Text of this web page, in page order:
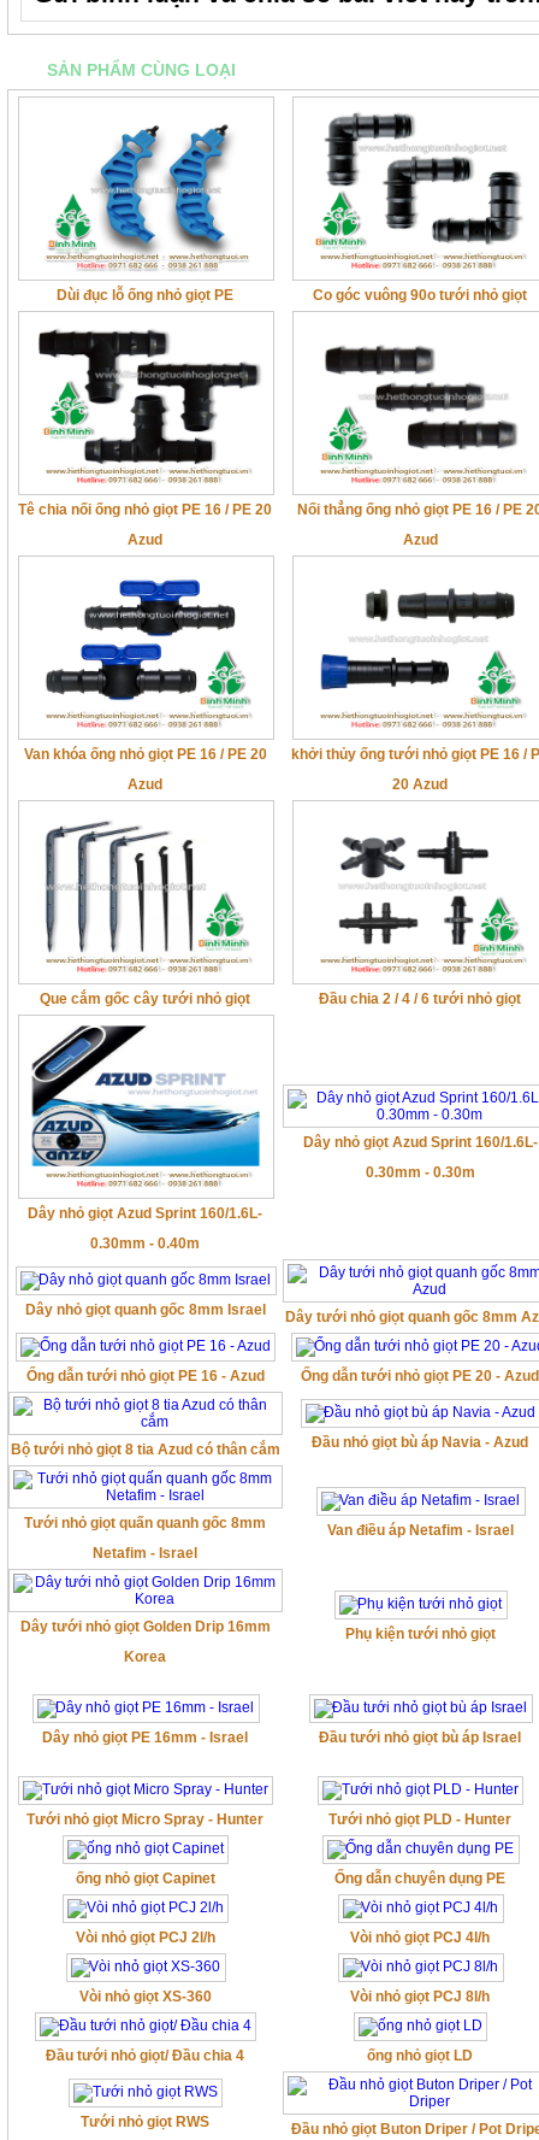
SẢN PHẨM CÙNG LOẠI
Dùi đục lỗ ống nhỏ giọt PE Co góc vuông 90o tưới nhỏ giọt
Tê chia nối ống nhỏ giọt PE 16 / PE 20
Azud
Nối thẳng ống nhỏ giọt PE 16 / PE
Azud
Van khóa ống nhỏ giọt PE 16 / PE 20
Azud
khởi thủy ống tưới nhỏ giọt PE 16 /
20 Azud
Que cắm gốc cây tưới nhỏ giọt Đầu chia 2 / 4 / 6 tưới nhỏ giọt
Dây nhỏ giọt Azud Sprint 160/1.6L-
0.30mm - 0.40m
Dây nhỏ giọt Azud Sprint 160/1.6L-
0.30mm - 0.30m
Dây nhỏ giọt quanh gốc 8mm Israel Dây tưới nhỏ giọt quanh gốc 8mm
Ống dẫn tưới nhỏ giọt PE 16 - Azud Ống dẫn tưới nhỏ giọt PE 20 - Azud
Bộ tưới nhỏ giọt 8 tia Azud có thân cắm Đầu nhỏ giọt bù áp Navia - Azud
Tưới nhỏ giọt quấn quanh gốc 8mm
Netafim - Israel
Van điều áp Netafim - Israel
Dây tưới nhỏ giọt Golden Drip 16mm
Korea
Phụ kiện tưới nhỏ giọt
Dây nhỏ giọt PE 16mm - Israel Đầu tưới nhỏ giọt bù áp Israel
Tưới nhỏ giọt Micro Spray - Hunter Tưới nhỏ giọt PLD - Hunter
ống nhỏ giọt Capinet Ống dẫn chuyên dụng PE
Vòi nhỏ giọt PCJ 2l/h Vòi nhỏ giọt PCJ 4l/h
Vòi nhỏ giọt XS-360 Vòi nhỏ giọt PCJ 8l/h
Đầu tưới nhỏ giọt/ Đầu chia 4 ống nhỏ giọt LD
Tưới nhỏ giọt RWS Đầu nhỏ giọt Buton Driper / Pot